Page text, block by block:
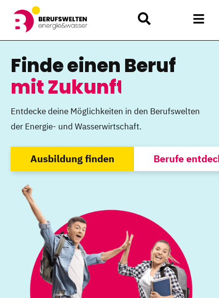
Finde einen Beruf
mit Zukunft
Entdecke deine Möglichkeiten in den Berufswelten
der Energie- und Wasserwirtschaft.
Ausbildung finden Berufe